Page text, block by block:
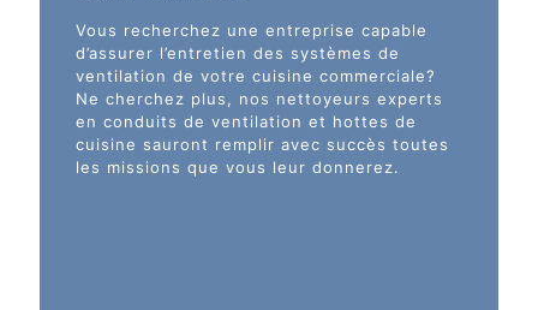
Vous recherchez une entreprise capable
d’assurer l’entretien des systèmes de
ventilation de votre cuisine commerciale?
Ne cherchez plus, nos nettoyeurs experts
en conduits de ventilation et hottes de
cuisine sauront remplir avec succès toutes
les missions que vous leur donnerez.